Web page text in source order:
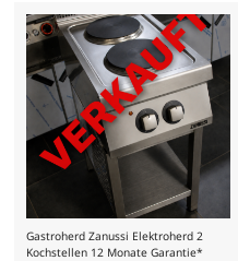
Gastroherd Zanussi Elektroherd 2
Kochstellen 12 Monate Garantie*